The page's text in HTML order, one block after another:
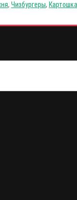
, Чизбургеры,